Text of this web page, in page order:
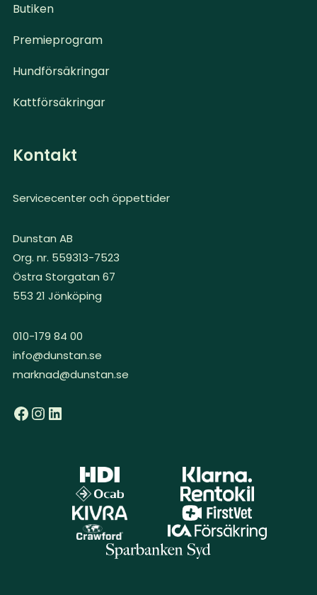
Butiken
Premieprogram
Hundförsäkringar
Kattförsäkringar
Kontakt
Servicecenter och öppettider
Dunstan AB
Org. nr. 559313-7523
Östra Storgatan 67
553 21 Jönköping
010-179 84 00
info@dunstan.se
marknad@dunstan.se
Facebook
Instagram
LinkedIn